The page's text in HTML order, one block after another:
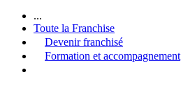
...
Toute la Franchise
Devenir franchisé
Formation et accompagnement